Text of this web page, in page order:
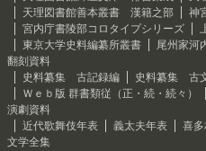
天理図書館善本叢書 漢籍之部
神
宮内庁書陵部コロタイプシリーズ
東京大学史料編纂所叢書
尾州家河
翻刻資料
史料纂集 古記録編
史料纂集 古
Ｗｅｂ版 群書類従（正・続・続々）
演劇資料
近代歌舞伎年表
義太夫年表
喜
文学全集